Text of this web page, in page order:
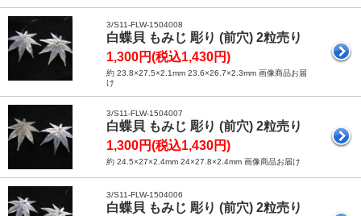
3/S11-FLW-1504008
白蝶貝 もみじ 彫り (前穴) 2粒売り
1,300円(税込1,430円)
約 23.8×27.5×2.1mm 23.6×26.7×2.3mm 画像商品お届
け
3/S11-FLW-1504007
白蝶貝 もみじ 彫り (前穴) 2粒売り
1,300円(税込1,430円)
約 24.5×27×2.4mm 24×27.8×2.4mm 画像商品お届け
3/S11-FLW-1504006
白蝶貝 もみじ 彫り (前穴) 2粒売り